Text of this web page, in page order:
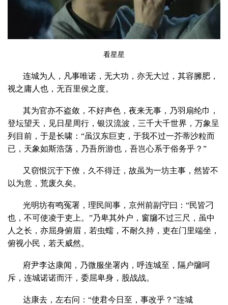
看星星
连城为人，凡事唯诺，无大功，亦无大过，其容臃肥，
视之庸人也，无百里侯之度。
其为官亦不盗敛，不好声色，夜来无事，乃羽扇纶巾，
登坛望天，见日星周行，银汉流波，三千大千世界，万象呈
列目前，于是长啸：“虽汉东巨吏，于我不过一芥蒂沙粒而
已，天象如斯浩荡，乃吾所游也，吾岂心系于俗务乎？”
又窃恨沉于下僚，久不得迁，故虽为一坊主事，然皆不
以为意，荒废久矣。
光明坊有鸣冤署，理民间事，京州前副守曰：“民皆刁
也，不可使凌于吏上。”乃卑其外户，窗牖不过三尺，虽中
人之长，亦屈身俯眉，若虫蠕，不耐久持，吏在门里端坐，
俯视小民，若天威然。
府尹李达康闻，乃微服坐署内，呼连城至，隔户牖呵
斥，连城诺诺而汗，委屈卑身，股战战。
达康去，左右问：“使君今日至，事改乎？”连城